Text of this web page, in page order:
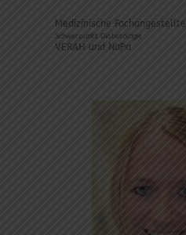
Medizinische Fachangestellte
Schwerpunkt Diabetologie
VERAH und NäPa